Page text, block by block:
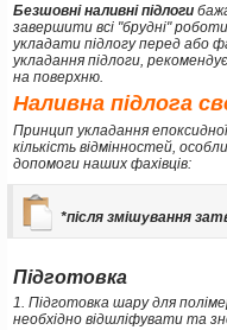
Безшовні наливні підлоги
завершити всі "брудні"
укладати підлогу перед або
укладання підлоги,
на поверхню.
Наливна підлога
Принцип укладання
кількість відмінностей,
допомоги наших фахівців:
*після змішування
Підготовка
1. Підготовка шару для
необхідно відшліфувати та